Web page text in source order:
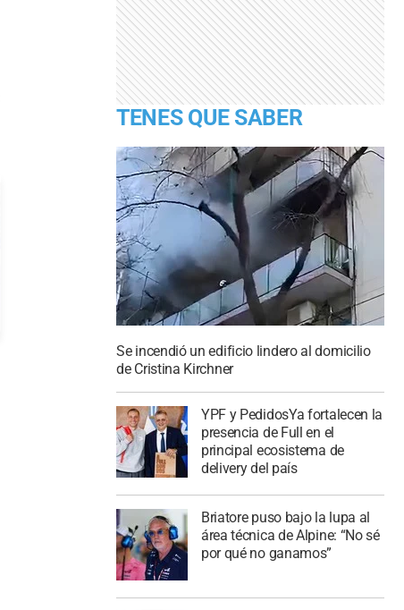
TENES QUE SABER
Se incendió un edificio lindero al domicilio
de Cristina Kirchner
YPF y PedidosYa fortalecen la
presencia de Full en el
principal ecosistema de
delivery del país
Briatore puso bajo la lupa al
área técnica de Alpine: “No sé
por qué no ganamos”